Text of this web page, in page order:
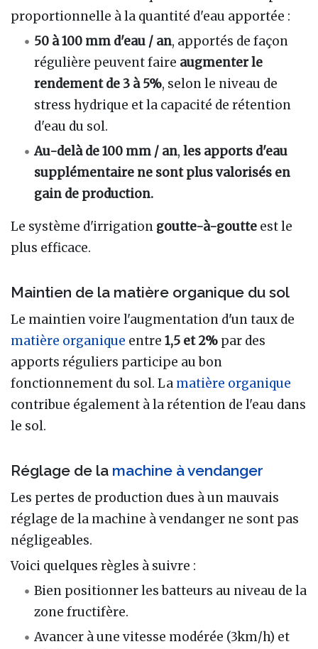
proportionnelle à la quantité d'eau apportée :
50 à 100 mm d'eau / an, apportés de façon
régulière peuvent faire augmenter le
rendement de 3 à 5%, selon le niveau de
stress hydrique et la capacité de rétention
d'eau du sol.
Au-delà de 100 mm / an,les apports d'eau
supplémentaire ne sont plus valorisés en
gain de production.
Le système d'irrigation goutte-à-goutte est le
plus efficace.
Maintien de la matière organique du sol
Le maintien voire l'augmentation d'un taux de
matière organique entre 1,5 et 2% par des
apports réguliers participe au bon
fonctionnement du sol. La matière organique
contribue également à la rétention de l'eau dans
le sol.
Réglage de la machine à vendanger
Les pertes de production dues à un mauvais
réglage de la machine à vendanger ne sont pas
négligeables.
Voici quelques règles à suivre :
Bien positionner les batteurs au niveau de la
zone fructifère.
Avancer à une vitesse modérée (3km/h) et